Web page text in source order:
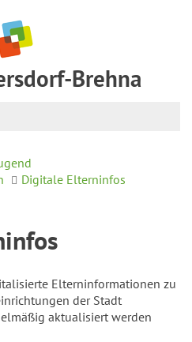
Brehna
Digitale Elterninfos
Elterninformationen zu
der Stadt
aktualisiert werden